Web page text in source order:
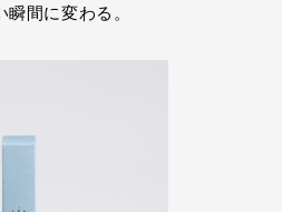
間に変わる。